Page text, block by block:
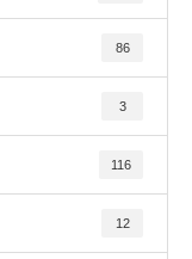
86
3
116
12